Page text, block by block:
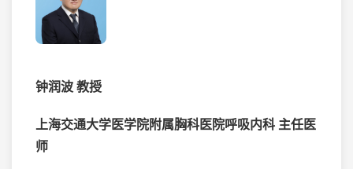
钟润波 教授
上海交通大学医学院附属胸科医院呼吸内科 主任医
师